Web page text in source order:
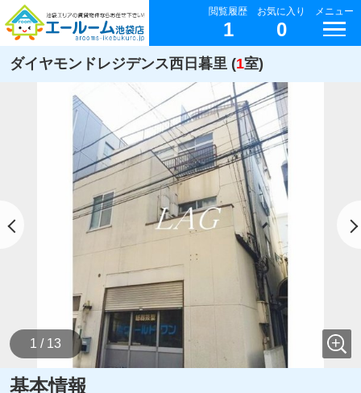
閲覧履歴
1
お気に入り
0
メニュー
ダイヤモンドレジデンス西日暮里 (1室)
1 / 13
基本情報